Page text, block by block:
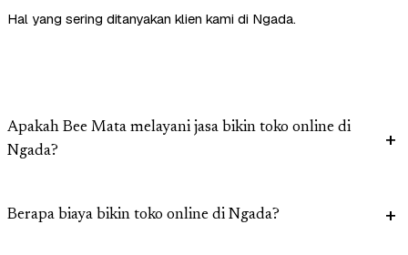
Hal yang sering ditanyakan klien kami di Ngada.
Apakah Bee Mata melayani jasa bikin toko online di
Ngada?
Berapa biaya bikin toko online di Ngada?